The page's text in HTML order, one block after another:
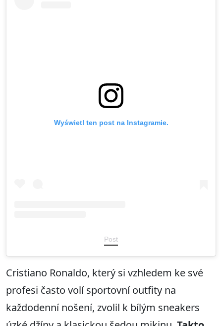
Wyświetl ten post na Instagramie.
Post
Cristiano Ronaldo, který si vzhledem ke své
profesi často volí sportovní outfity na
každodenní nošení, zvolil k bílým sneakers